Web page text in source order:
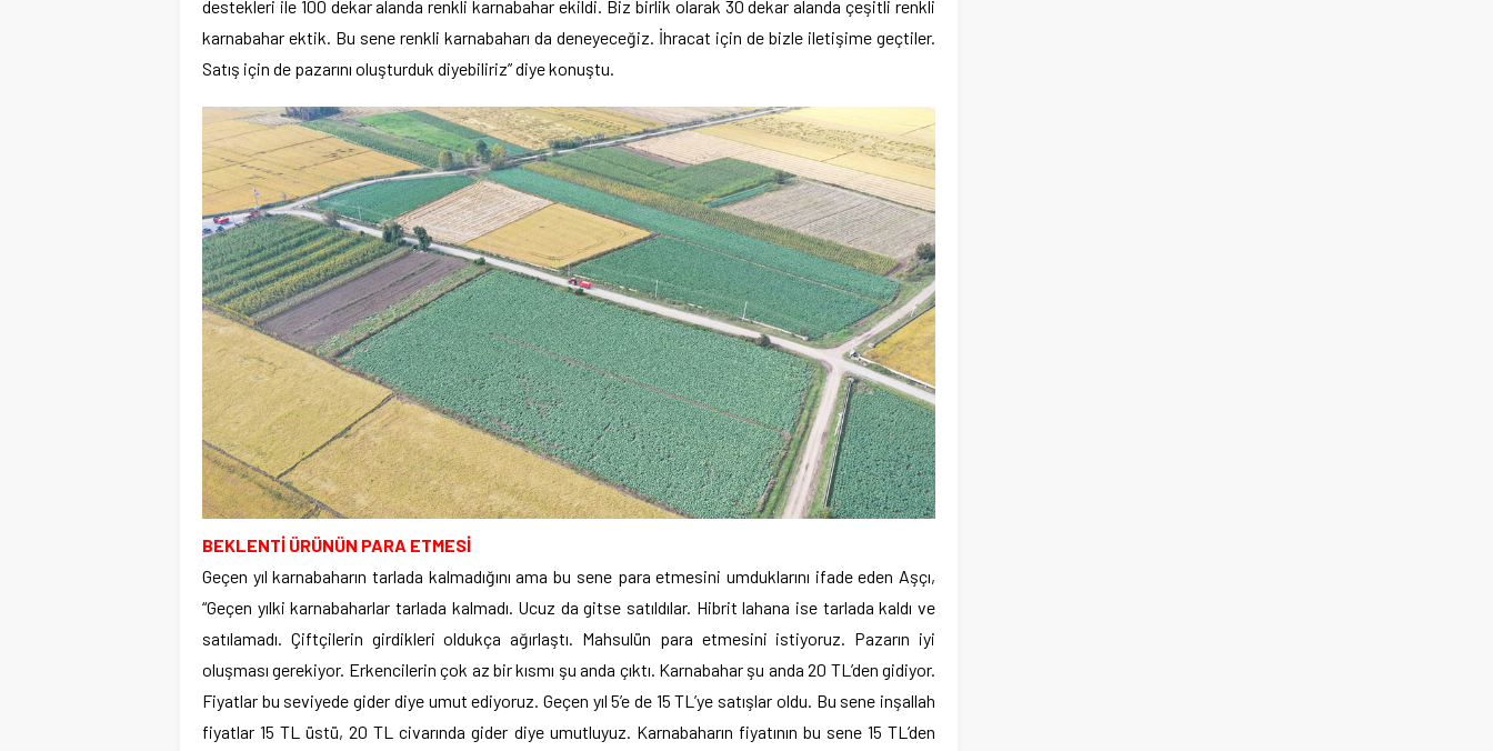
destekleri ile 100 dekar alanda renkli karnabahar ekildi. Biz birlik olarak 30 dekar alanda çeşitli renkli
karnabahar ektik. Bu sene renkli karnabaharı da deneyeceğiz. İhracat için de bizle iletişime geçtiler.
Satış için de pazarını oluşturduk diyebiliriz” diye konuştu.
BEKLENTİ ÜRÜNÜN PARA ETMESİ
Geçen yıl karnabaharın tarlada kalmadığını ama bu sene para etmesini umduklarını ifade eden Aşçı,
“Geçen yılki karnabaharlar tarlada kalmadı. Ucuz da gitse satıldılar. Hibrit lahana ise tarlada kaldı ve
satılamadı. Çiftçilerin girdikleri oldukça ağırlaştı. Mahsulün para etmesini istiyoruz. Pazarın iyi
oluşması gerekiyor. Erkencilerin çok az bir kısmı şu anda çıktı. Karnabahar şu anda 20 TL’den gidiyor.
Fiyatlar bu seviyede gider diye umut ediyoruz. Geçen yıl 5’e de 15 TL’ye satışlar oldu. Bu sene inşallah
fiyatlar 15 TL üstü, 20 TL civarında gider diye umutluyuz. Karnabaharın fiyatının bu sene 15 TL’den